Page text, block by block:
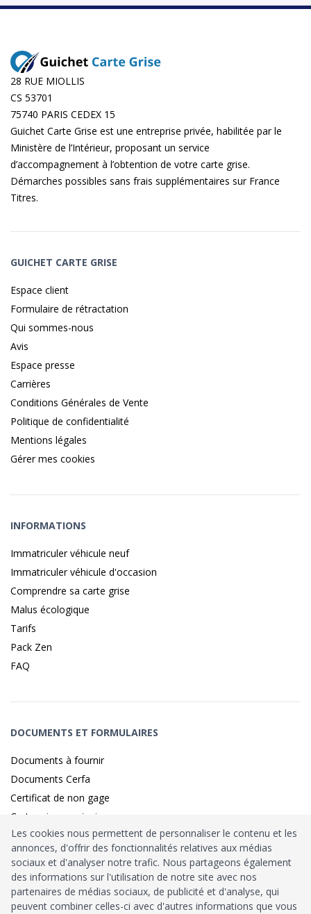
28 RUE MIOLLIS
CS 53701
75740 PARIS CEDEX 15
Guichet Carte Grise est une entreprise privée, habilitée par le
Ministère de l’Intérieur, proposant un service
d’accompagnement à l’obtention de votre carte grise.
Démarches possibles sans frais supplémentaires sur France
Titres.
GUICHET CARTE GRISE
Espace client
Formulaire de rétractation
Qui sommes-nous
Avis
Espace presse
Carrières
Conditions Générales de Vente
Politique de confidentialité
Mentions légales
Gérer mes cookies
INFORMATIONS
Immatriculer véhicule neuf
Immatriculer véhicule d'occasion
Comprendre sa carte grise
Malus écologique
Tarifs
Pack Zen
FAQ
DOCUMENTS ET FORMULAIRES
Documents à fournir
Documents Cerfa
Certificat de non gage
Carte grise provisoire
Identité sécurisé parFranceConnect
HabilitationMinistère de l’Intérieur: n°212900
Les cookies nous permettent de personnaliser le contenu et les
annonces, d'offrir des fonctionnalités relatives aux médias
sociaux et d'analyser notre trafic. Nous partageons également
des informations sur l'utilisation de notre site avec nos
partenaires de médias sociaux, de publicité et d'analyse, qui
peuvent combiner celles-ci avec d'autres informations que vous